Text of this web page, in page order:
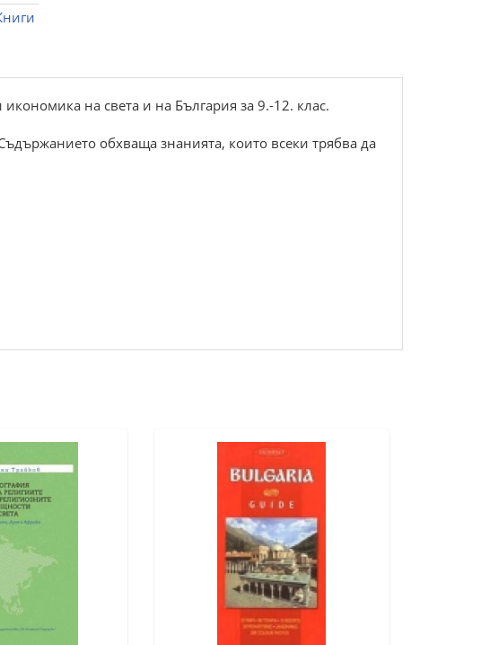
на света и на България за 9.-12. клас.
обхваща знанията, които всеки трябва да